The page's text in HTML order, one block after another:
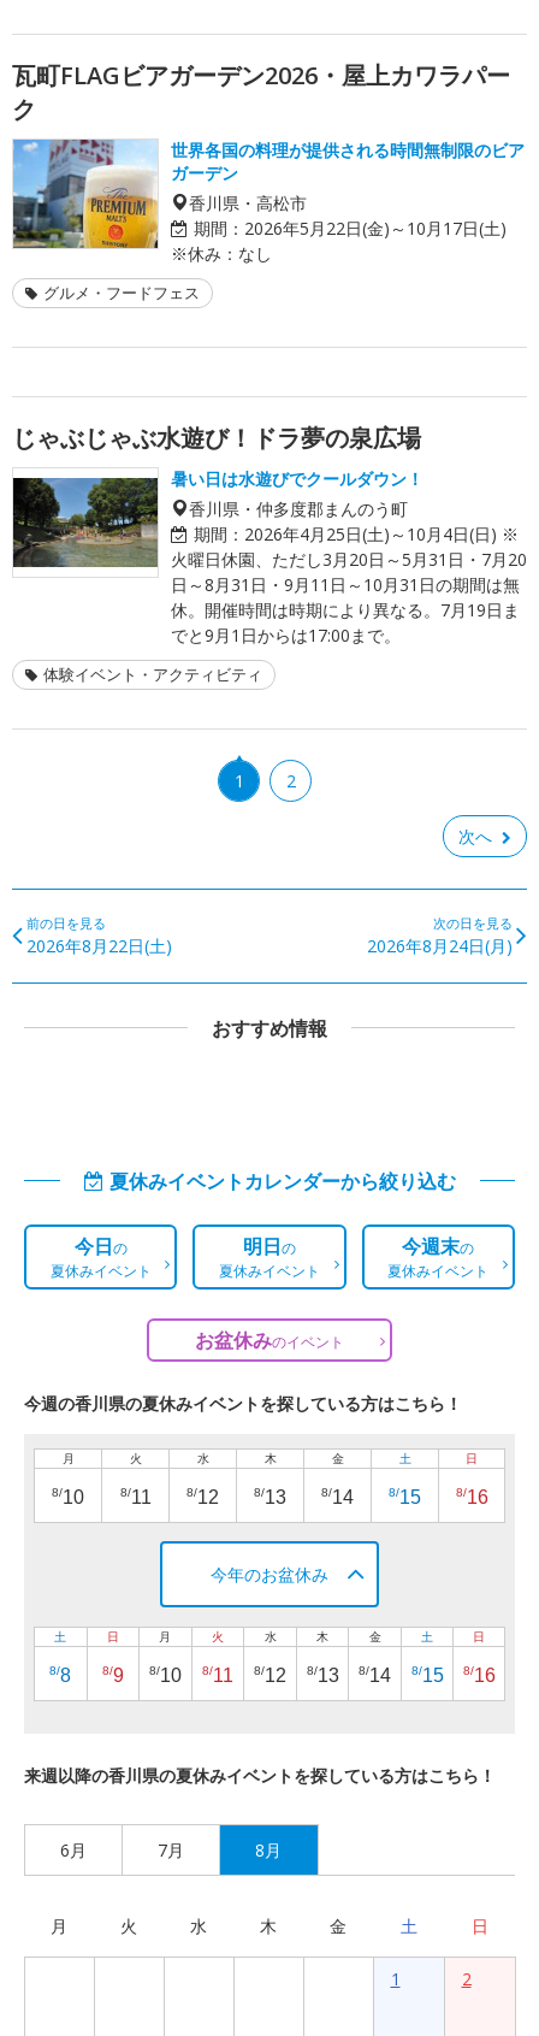
瓦町FLAGビアガーデン2026・屋上カワラパー
ク
世界各国の料理が提供される時間無制限のビア
ガーデン
香川県・高松市
期間： 2026年5月22日(金)～10月17日(土)
※休み：なし
グルメ・フードフェス
じゃぶじゃぶ水遊び！ドラ夢の泉広場
暑い日は水遊びでクールダウン！
香川県・仲多度郡まんのう町
期間： 2026年4月25日(土)～10月4日(日) ※
火曜日休園、ただし3月20日～5月31日・7月20
日～8月31日・9月11日～10月31日の期間は無
休。開催時間は時期により異なる。7月19日ま
でと9月1日からは17:00まで。
体験イベント・アクティビティ
1 2
次へ
前の日を見る
2026年8月22日(土)
次の日を見る
2026年8月24日(月)
おすすめ情報
夏休みイベントカレンダーから絞り込む
今日の
夏休みイベント
明日の
夏休みイベント
今週末の
夏休みイベント
お盆休みのイベント
今週の香川県の夏休みイベントを探している方はこちら！
月
8/10
火
8/11
水
8/12
木
8/13
金
8/14
土
8/15
日
8/16
今年のお盆休み
土
8/8
日
8/9
月
8/10
火
8/11
水
8/12
木
8/13
金
8/14
土
8/15
日
8/16
来週以降の香川県の夏休みイベントを探している方はこちら！
6月 7月 8月
月 火 水 木 金 土 日
1 2